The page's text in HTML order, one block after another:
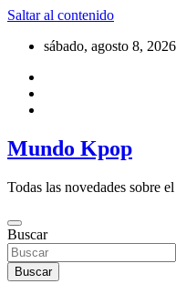
Saltar al contenido
sábado, agosto 8, 2026
Mundo Kpop
Todas las novedades sobre
Buscar
Buscar